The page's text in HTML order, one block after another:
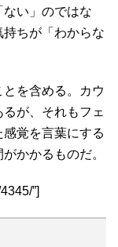
ない」のではな
ちが「わからな
を含める。カウ
が、それもフェ
覚を言葉にする
かかるものだ。
”]